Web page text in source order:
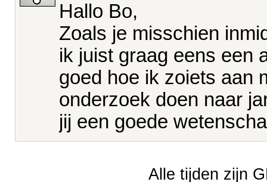
Hallo Bo,
Zoals je misschien
ik juist graag eens een
goed hoe ik zoiets aan
onderzoek doen naar
jij een goede
Alle tijden zijn